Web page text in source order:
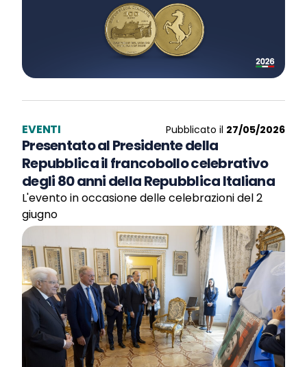
EVENTI Pubblicato il 27/05/2026
Presentato al Presidente della
Repubblica il francobollo celebrativo
degli 80 anni della Repubblica Italiana
L'evento in occasione delle celebrazioni del 2
giugno